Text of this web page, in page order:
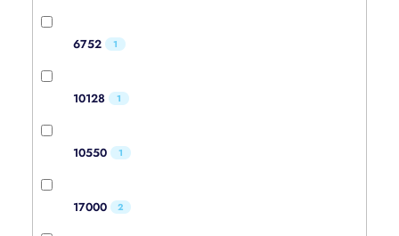
6752 1
10128 1
10550 1
17000 2